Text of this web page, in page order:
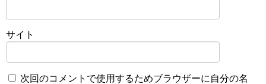
サイト
次回のコメントで使用するためブラウザーに自分の名